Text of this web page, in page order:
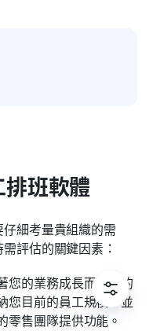
班軟體
細考量貴組織的需
評估的關鍵因素：
您的業務成長而擴展的
您目前的員工規模，並
零售團隊提供功能。